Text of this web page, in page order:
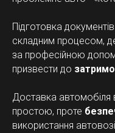
Підготовка
складним процесом,
за професійною
призвести до
Доставка автомобіля
простою, проте
використання